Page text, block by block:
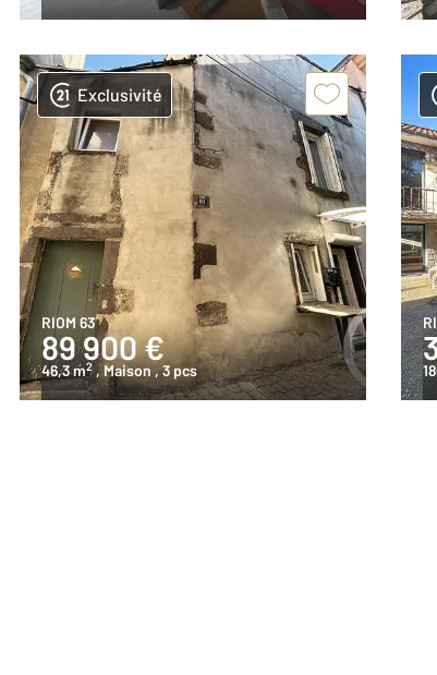
Exclusivité
RIOM 63
89 900 €
46,3 m2 , Maison, 3 pcs